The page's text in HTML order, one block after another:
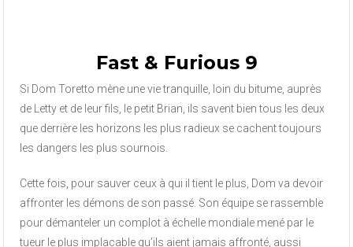
Fast & Furious 9
Si Dom Toretto mène une vie tranquille, loin du bitume, auprès
de Letty et de leur fils, le petit Brian, ils savent bien tous les deux
que derrière les horizons les plus radieux se cachent toujours
les dangers les plus sournois.
Cette fois, pour sauver ceux à qui il tient le plus, Dom va devoir
affronter les démons de son passé. Son équipe se rassemble
pour démanteler un complot à échelle mondiale mené par le
tueur le plus implacable qu’ils aient jamais affronté, aussi